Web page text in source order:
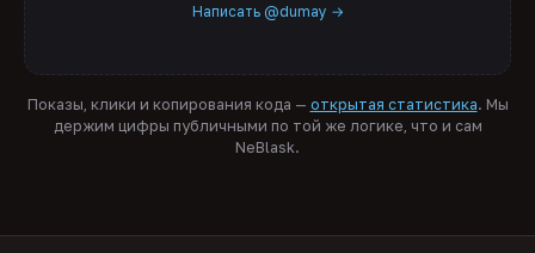
Написать @dumay →
Показы, клики и копирования кода — открытая статистика. Мы
держим цифры публичными по той же логике, что и сам
NeBlask.